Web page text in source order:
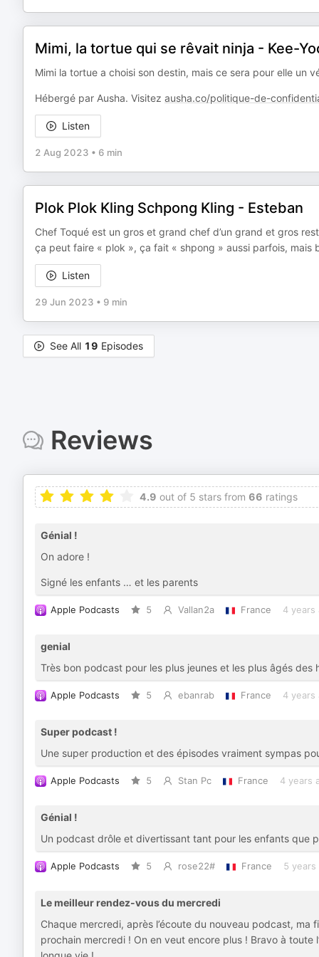
Mimi, la tortue qui se rêvait ninja - Kee-
Mimi la tortue a choisi son destin, mais ce sera pour elle un
Hébergé par Ausha. Visitez ausha.co/politique-de-
Listen
2 Aug 2023 • 6 min
Plok Plok Kling Schpong Kling - Esteban
Chef Toqué est un gros et grand chef d’un grand et gros
ça peut faire « plok », ça fait « shpong » aussi parfois,
Listen
29 Jun 2023 • 9 min
See All 19 Episodes
Reviews
4.9 out of 5 stars from 66 ratings
Génial !
On adore !
Signé les enfants … et les parents
Apple Podcasts 5 Vallan2a France 4 years
genial
Très bon podcast pour les plus jeunes et les plus âgés des
Apple Podcasts 5 ebanrab France 4 years
Super podcast !
Une super production et des épisodes vraiment sympas
Apple Podcasts 5 Stan Pc France 4 years
Génial !
Un podcast drôle et divertissant tant pour les enfants que
Apple Podcasts 5 rose22# France 5 years
Le meilleur rendez-vous du mercredi
Chaque mercredi, après l’écoute du nouveau podcast, ma
prochain mercredi ! On en veut encore plus ! Bravo à